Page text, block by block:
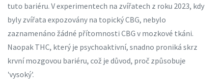
tuto bariéru. V experimentech na zvířatech z roku 2023, kdy
byly zvířata expozovány na topický CBG, nebylo
zaznamenáno žádné přítomnosti CBG v mozkové tkáni.
Naopak THC, který je psychoaktivní, snadno proniká skrz
krvní mozgovou bariéru, což je důvod, proč způsobuje
'vysoký'.